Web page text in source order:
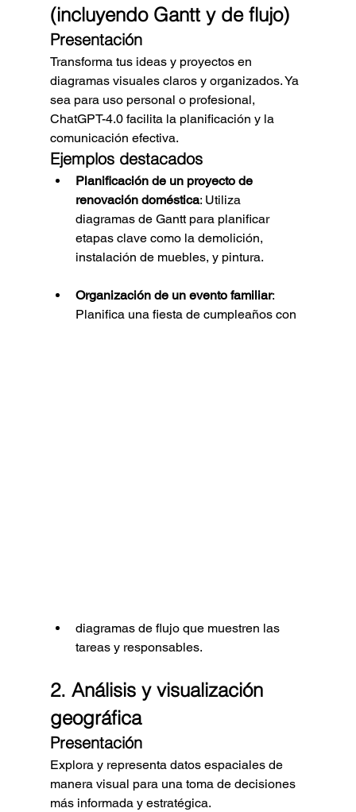
(incluyendo Gantt y de flujo)
Presentación
Transforma tus ideas y proyectos en
diagramas visuales claros y organizados. Ya
sea para uso personal o profesional,
ChatGPT-4.0 facilita la planificación y la
comunicación efectiva.
Ejemplos destacados
Planificación de un proyecto de
renovación doméstica: Utiliza
diagramas de Gantt para planificar
etapas clave como la demolición,
instalación de muebles, y pintura.
Organización de un evento familiar:
Planifica una fiesta de cumpleaños con
diagramas de flujo que muestren las
tareas y responsables.
2. Análisis y visualización
geográfica
Presentación
Explora y representa datos espaciales de
manera visual para una toma de decisiones
más informada y estratégica.